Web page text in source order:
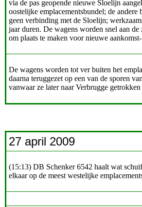
via de pas geopende nieuwe Sloelijn
oostelijke emplacementsbundel; de andere
geen verbinding met de Sloelijn;
jaar duren. De wagens worden snel aan
om plaats te maken voor nieuwe
De wagens worden tot ver buiten het
daarna teruggezet op een van de sporen
vanwaar ze later naar Verbrugge
27 april 2009
(15:13) DB Schenker 6542 haalt wat
elkaar op de meest westelijke